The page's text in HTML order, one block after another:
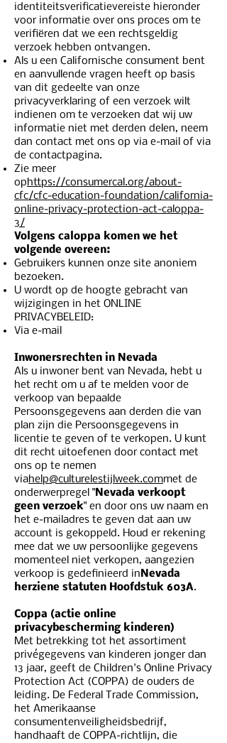
identiteitsverificatievereiste hieronder
voor informatie over ons proces om te
verifiëren dat we een rechtsgeldig
verzoek hebben ontvangen.
Als u een Californische consument bent
en aanvullende vragen heeft op basis
van dit gedeelte van onze
privacyverklaring of een verzoek wilt
indienen om te verzoeken dat wij uw
informatie niet met derden delen, neem
dan contact met ons op via e-mail of via
de contactpagina.
Zie meer
ophttps://consumercal.org/about-
cfc/cfc-education-foundation/california-
online-privacy-protection-act-caloppa-
3/
Volgens caloppa komen we het
volgende overeen:
Gebruikers kunnen onze site anoniem
bezoeken.
U wordt op de hoogte gebracht van
wijzigingen in het ONLINE
PRIVACYBELEID:
Via e-mail
Inwonersrechten in Nevada
Als u inwoner bent van Nevada, hebt u
het recht om u af te melden voor de
verkoop van bepaalde
Persoonsgegevens aan derden die van
plan zijn die Persoonsgegevens in
licentie te geven of te verkopen. U kunt
dit recht uitoefenen door contact met
ons op te nemen
viahelp@culturelestijlweek.commet de
onderwerpregel "Nevada verkoopt
geen verzoek" en door ons uw naam en
het e-mailadres te geven dat aan uw
account is gekoppeld. Houd er rekening
mee dat we uw persoonlijke gegevens
momenteel niet verkopen, aangezien
verkoop is gedefinieerd in Nevada
herziene statuten Hoofdstuk 603A.
Coppa (actie online
privacybescherming kinderen)
Met betrekking tot het assortiment
privégegevens van kinderen jonger dan
13 jaar, geeft de Children's Online Privacy
Protection Act (COPPA) de ouders de
leiding. De Federal Trade Commission,
het Amerikaanse
consumentenveiligheidsbedrijf,
handhaaft de COPPA-richtlijn, die